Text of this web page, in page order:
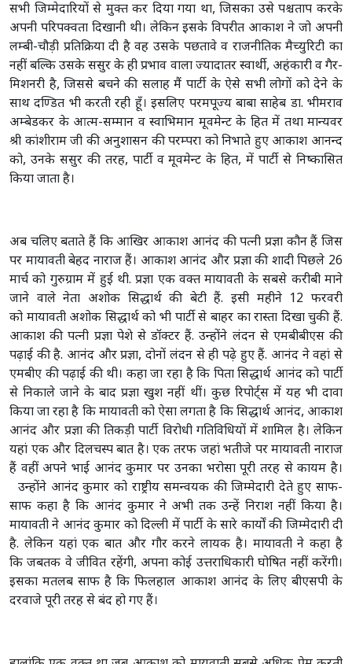
सभी जिम्मेदारियों से मुक्त कर दिया गया था, जिसका उसे पश्चताप करके
अपनी परिपक्वता दिखानी थी। लेकिन इसके विपरीत आकाश ने जो अपनी
लम्बी-चौड़ी प्रतिक्रिया दी है वह उसके पछतावे व राजनीतिक मैच्युरिटी का
नहीं बल्कि उसके ससुर के ही प्रभाव वाला ज्यादातर स्वार्थी, अहंकारी व गैर-
मिशनरी है, जिससे बचने की सलाह मैं पार्टी के ऐसे सभी लोगों को देने के
साथ दण्डित भी करती रही हूँ। इसलिए परमपूज्य बाबा साहेब डा. भीमराव
अम्बेडकर के आत्म-सम्मान व स्वाभिमान मूवमेन्ट के हित में तथा मान्यवर
श्री कांशीराम जी की अनुशासन की परम्परा को निभाते हुए आकाश आनन्द
को, उनके ससुर की तरह, पार्टी व मूवमेन्ट के हित, में पार्टी से निष्कासित
किया जाता है।
अब चलिए बताते हैं कि आखिर आकाश आनंद की पत्नी प्रज्ञा कौन हैं जिस
पर मायावती बेहद नाराज हैं। आकाश आनंद और प्रज्ञा की शादी पिछले 26
मार्च को गुरुग्राम में हुई थी. प्रज्ञा एक वक्त मायावती के सबसे करीबी माने
जाने वाले नेता अशोक सिद्धार्थ की बेटी हैं. इसी महीने 12 फरवरी
को मायावती अशोक सिद्धार्थ को भी पार्टी से बाहर का रास्ता दिखा चुकी हैं.
आकाश की पत्नी प्रज्ञा पेशे से डॉक्टर हैं. उन्होंने लंदन से एमबीबीएस की
पढ़ाई की है. आनंद और प्रज्ञा, दोनों लंदन से ही पढ़े हुए हैं. आनंद ने वहां से
एमबीए की पढ़ाई की थी। कहा जा रहा है कि पिता सिद्धार्थ आनंद को पार्टी
से निकाले जाने के बाद प्रज्ञा खुश नहीं थीं। कुछ रिपोर्ट्स में यह भी दावा
किया जा रहा है कि मायावती को ऐसा लगता है कि सिद्धार्थ आनंद, आकाश
आनंद और प्रज्ञा की तिकड़ी पार्टी विरोधी गतिविधियों में शामिल है। लेकिन
यहां एक और दिलचस्प बात है। एक तरफ जहां भतीजे पर मायावती नाराज
हैं वहीं अपने भाई आनंद कुमार पर उनका भरोसा पूरी तरह से कायम है।
उन्होंने आनंद कुमार को राष्ट्रीय समन्वयक की जिम्मेदारी देते हुए साफ-
साफ कहा है कि आनंद कुमार ने अभी तक उन्हें निराश नहीं किया है।
मायावती ने आनंद कुमार को दिल्ली में पार्टी के सारे कार्यों की जिम्मेदारी दी
है. लेकिन यहां एक बात और गौर करने लायक है। मायावती ने कहा है
कि जबतक वे जीवित रहेंगी, अपना कोई उत्तराधिकारी घोषित नहीं करेंगी।
इसका मतलब साफ है कि फिलहाल आकाश आनंद के लिए बीएसपी के
दरवाजे पूरी तरह से बंद हो गए हैं।